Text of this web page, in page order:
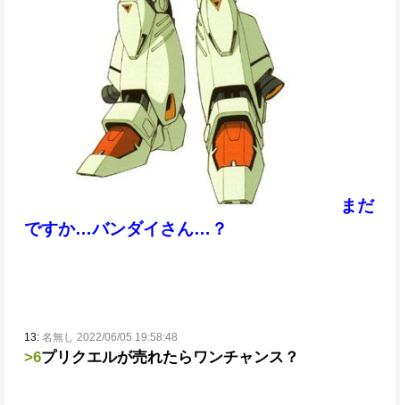
まだ
ですか…バンダイさん…？
13: 名無し 2022/06/05 19:58:48
>6プリクエルが売れたらワンチャンス？